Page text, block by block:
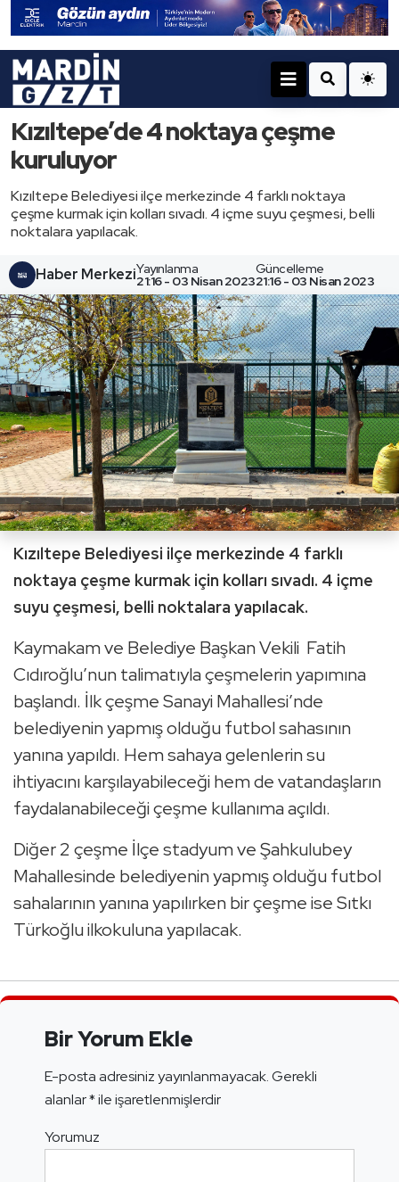
Kızıltepe’de 4 noktaya çeşme
kuruluyor
Kızıltepe Belediyesi ilçe merkezinde 4 farklı noktaya
çeşme kurmak için kolları sıvadı. 4 içme suyu çeşmesi, belli
noktalara yapılacak.
Haber MerkeziYayınlanma
21:16 - 03 Nisan 2023
Güncelleme
21:16 - 03 Nisan 2023
Kızıltepe Belediyesi ilçe merkezinde 4 farklı
noktaya çeşme kurmak için kolları sıvadı. 4 içme
suyu çeşmesi, belli noktalara yapılacak.
Kaymakam ve Belediye Başkan Vekili Fatih
Cıdıroğlu’nun talimatıyla çeşmelerin yapımına
başlandı. İlk çeşme Sanayi Mahallesi’nde
belediyenin yapmış olduğu futbol sahasının
yanına yapıldı. Hem sahaya gelenlerin su
ihtiyacını karşılayabileceği hem de vatandaşların
faydalanabileceği çeşme kullanıma açıldı.
Diğer 2 çeşme İlçe stadyum ve Şahkulubey
Mahallesinde belediyenin yapmış olduğu futbol
sahalarının yanına yapılırken bir çeşme ise Sıtkı
Türkoğlu ilkokuluna yapılacak.
Bir Yorum Ekle
E-posta adresiniz yayınlanmayacak.Gerekli
alanlar*ile işaretlenmişlerdir
Yorumuz